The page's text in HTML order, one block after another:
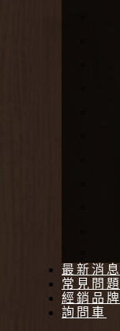
最新消息
常見問題
經銷品牌
詢問車